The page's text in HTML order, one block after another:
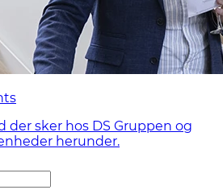
der sker hos DS Gruppen og
herunder.